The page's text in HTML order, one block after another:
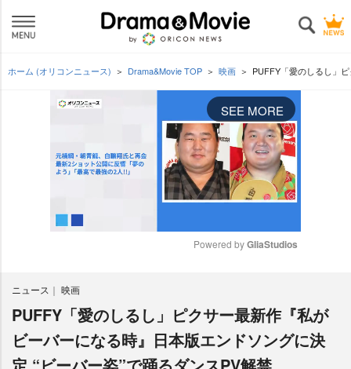
ホーム (オリコンニュース) Drama&Movie TOP 映画 PUFFY「愛のしるし」
SEE MORE
t
e
Powered by GliaStudios
ニュース 映画
PUFFY「愛のしるし」ピクサー最新作『私が
ビーバーになる時』日本版エンドソングに決